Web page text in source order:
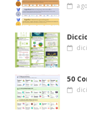
50